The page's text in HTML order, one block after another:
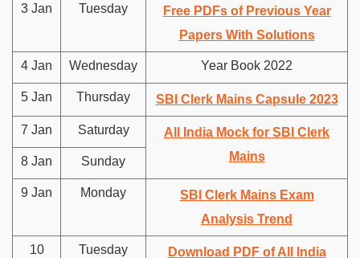
3 Jan Tuesday
Free PDFs of Previous Year
Papers With Solutions
4 Jan Wednesday Year Book 2022
5 Jan Thursday SBI Clerk Mains Capsule 2023
7 Jan Saturday
All India Mock for SBI Clerk
Mains
8 Jan Sunday
9 Jan Monday
SBI Clerk Mains Exam
Analysis Trend
10
Tuesday
Download PDF of All India